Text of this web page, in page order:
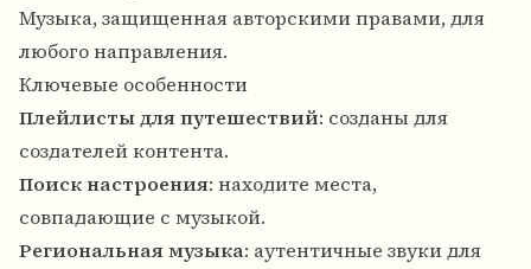
Музыка, защищенная авторскими правами, для
любого направления.
Ключевые особенности
Плейлисты для путешествий: созданы для
создателей контента.
Поиск настроения: находите места,
совпадающие с музыкой.
Региональная музыка: аутентичные звуки для